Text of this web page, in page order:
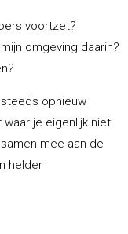
voortzet?
omgeving daarin?
steeds opnieuw
je eigenlijk niet
mee aan de
helder